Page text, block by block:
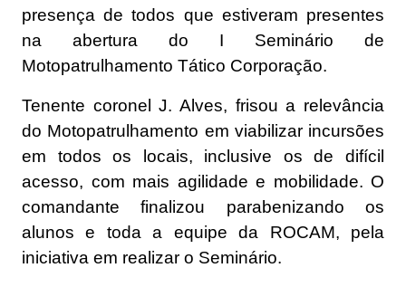
presença de todos que estiveram presentes
na abertura do I Seminário de
Motopatrulhamento Tático Corporação.
Tenente coronel J. Alves, frisou a relevância
do Motopatrulhamento em viabilizar incursões
em todos os locais, inclusive os de difícil
acesso, com mais agilidade e mobilidade. O
comandante finalizou parabenizando os
alunos e toda a equipe da ROCAM, pela
iniciativa em realizar o Seminário.